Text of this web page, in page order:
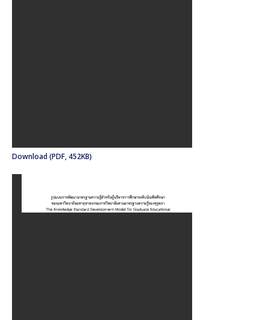
Download (PDF, 452KB)